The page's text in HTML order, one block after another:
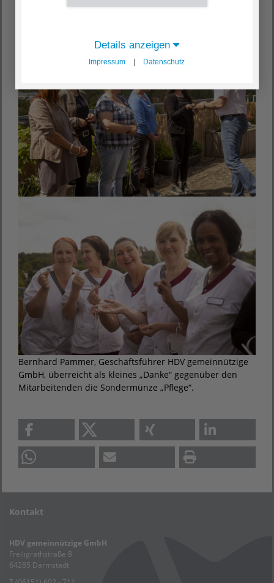
Bernhard Pammer, Geschäftsführer HDV gemeinnützige
GmbH, überreicht als kleines „Danke“ gegenüber den
Mitarbeitenden die Sondermünze „Pflege“.
Kontakt
HDV gemeinnützige GmbH
Freiligrathstraße 8
64285 Darmstadt
Details anzeigen
Impressum | Datenschutz